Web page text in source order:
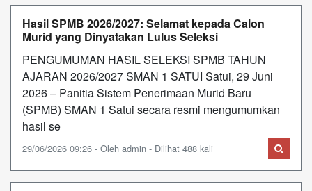
Hasil SPMB 2026/2027: Selamat kepada Calon
Murid yang Dinyatakan Lulus Seleksi
PENGUMUMAN HASIL SELEKSI SPMB TAHUN
AJARAN 2026/2027 SMAN 1 SATUI Satui, 29 Juni
2026 – Panitia Sistem Penerimaan Murid Baru
(SPMB) SMAN 1 Satui secara resmi mengumumkan
hasil se
29/06/2026 09:26 - Oleh admin - Dilihat 488 kali